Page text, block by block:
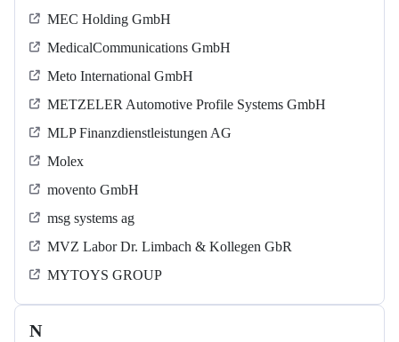
MEC Holding GmbH
MedicalCommunications GmbH
Meto International GmbH
METZELER Automotive Profile Systems GmbH
MLP Finanzdienstleistungen AG
Molex
movento GmbH
msg systems ag
MVZ Labor Dr. Limbach & Kollegen GbR
MYTOYS GROUP
N